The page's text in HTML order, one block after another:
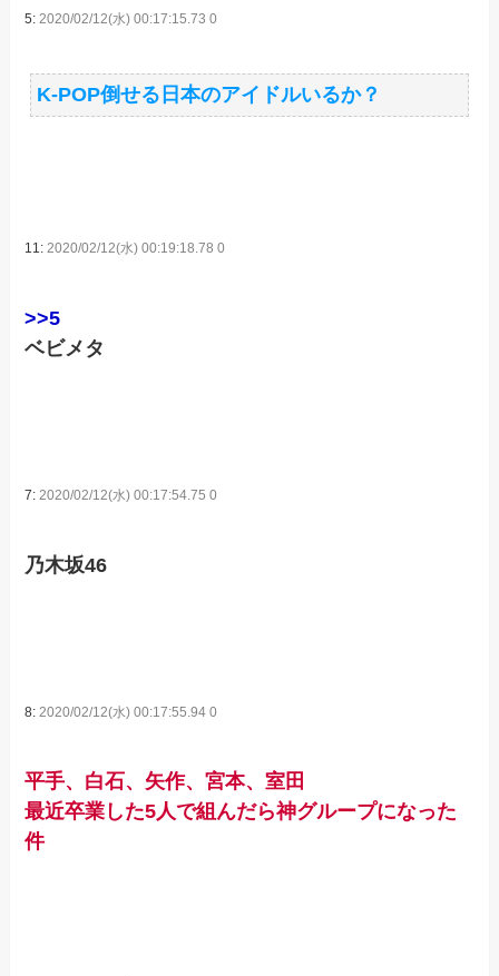
5: 2020/02/12(水) 00:17:15.73 0
K-POP倒せる日本のアイドルいるか？
11:2020/02/12(水) 00:19:18.78 0
>>5
ベビメタ
7:2020/02/12(水) 00:17:54.75 0
乃木坂46
8: 2020/02/12(水) 00:17:55.94 0
平手、白石、矢作、宮本、室田
最近卒業した5人で組んだら神グループになった
件